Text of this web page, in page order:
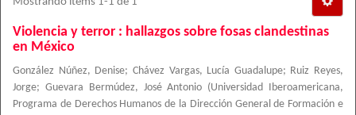
Violencia y terror : hallazgos sobre fosas clandestinas
en México
González Núñez, Denise; Chávez Vargas, Lucía Guadalupe;
Ruiz Reyes,
Jorge; Guevara Bermúdez, José Antonio (Universidad Iberoamericana,
Programa de Derechos Humanos de la Dirección General de Formación e